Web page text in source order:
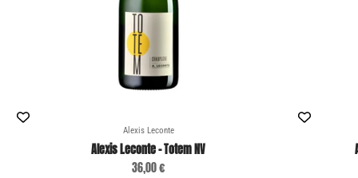
Alexis Leconte
Alexis Leconte - Totem NV
Prix de vente
36,00 €